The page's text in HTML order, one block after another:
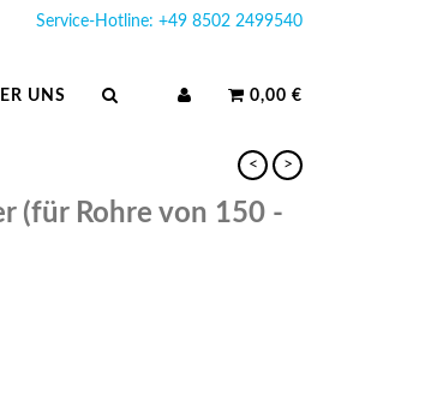
Service-Hotline: +49 8502 2499540
UNS 0,00 €
< >
(für Rohre von 150 -